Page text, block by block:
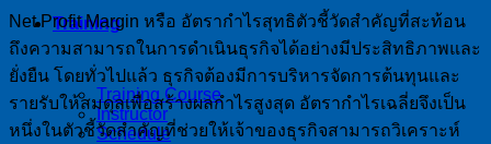
Training
Training Course
Instructor
Schedule
Net Profit Margin หรือ อัตรากำไรสุทธิตัวชี้วัดสำคัญที่สะท้อน
ถึงความสามารถในการดำเนินธุรกิจได้อย่างมีประสิทธิภาพและ
ยั่งยืน โดยทั่วไปแล้ว ธุรกิจต้องมีการบริหารจัดการต้นทุนและ
รายรับให้สมดุลเพื่อสร้างผลกำไรสูงสุด อัตรากำไรเฉลี่ยจึงเป็น
หนึ่งในตัวชี้วัดสำคัญที่ช่วยให้เจ้าของธุรกิจสามารถวิเคราะห์